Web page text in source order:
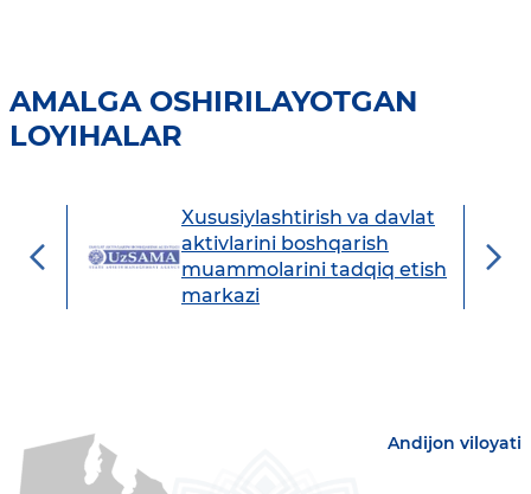
AMALGA OSHIRILAYOTGAN
LOYIHALAR
Xususiylashtirish va davlat
aktivlarini boshqarish
muammolarini tadqiq etish
markazi
Andijon viloyati